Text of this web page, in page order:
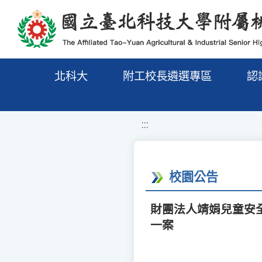
移至網頁之主要內容區位置
北科大 附工校長遴選專區 認
:::
校園公告
財團法人靖娟兒童安
一案